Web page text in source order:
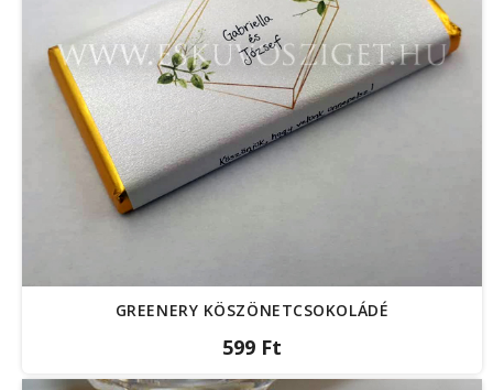
GREENERY KÖSZÖNETCSOKOLÁDÉ
599 Ft